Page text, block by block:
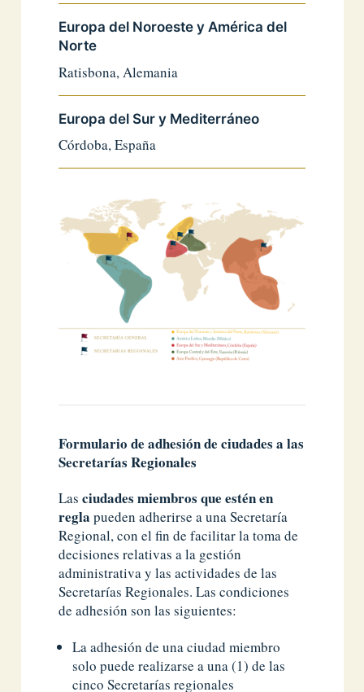
Europa del Noroeste y América del
Norte
Ratisbona, Alemania
Europa del Sur y Mediterráneo
Córdoba, España
Formulario de adhesión de ciudades a las
Secretarías Regionales
Lasciudades miembros que estén en
regla pueden adherirse a una Secretaría
Regional, con el fin de facilitar la toma de
decisiones relativas a la gestión
administrativa y las actividades de las
Secretarías Regionales. Las condiciones
de adhesión son las siguientes:
La adhesión de una ciudad miembro
solo puede realizarse a una (1) de las
cinco Secretarías regionales